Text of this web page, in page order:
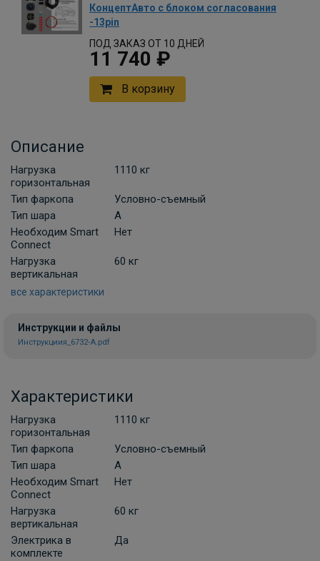
КонцептАвто с блоком согласования
-13pin
ПОД ЗАКАЗ ОТ 10 ДНЕЙ
11 740 ₽
В корзину
Описание
Нагрузка
горизонтальная
1110 кг
Тип фаркопа
Условно-съемный
Тип шара
A
Необходим Smart
Connect
Нет
Нагрузка
вертикальная
60 кг
все характеристики
Инструкции и файлы
Инструкциия_6732-A.pdf
Характеристики
Нагрузка
горизонтальная
1110 кг
Тип фаркопа
Условно-съемный
Тип шара
A
Необходим Smart
Connect
Нет
Нагрузка
вертикальная
60 кг
Электрика в
комплекте
Да